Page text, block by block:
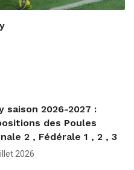
saison 2026-2027 :
des Poules
2 , Fédérale 1 , 2 , 3
2026